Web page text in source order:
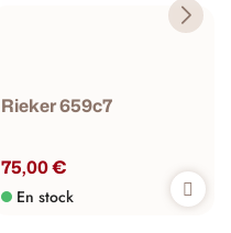
Rieker 659c7
75,00 €
En stock